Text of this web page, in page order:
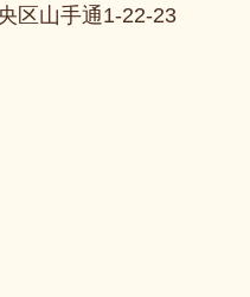
区山手通1-22-23